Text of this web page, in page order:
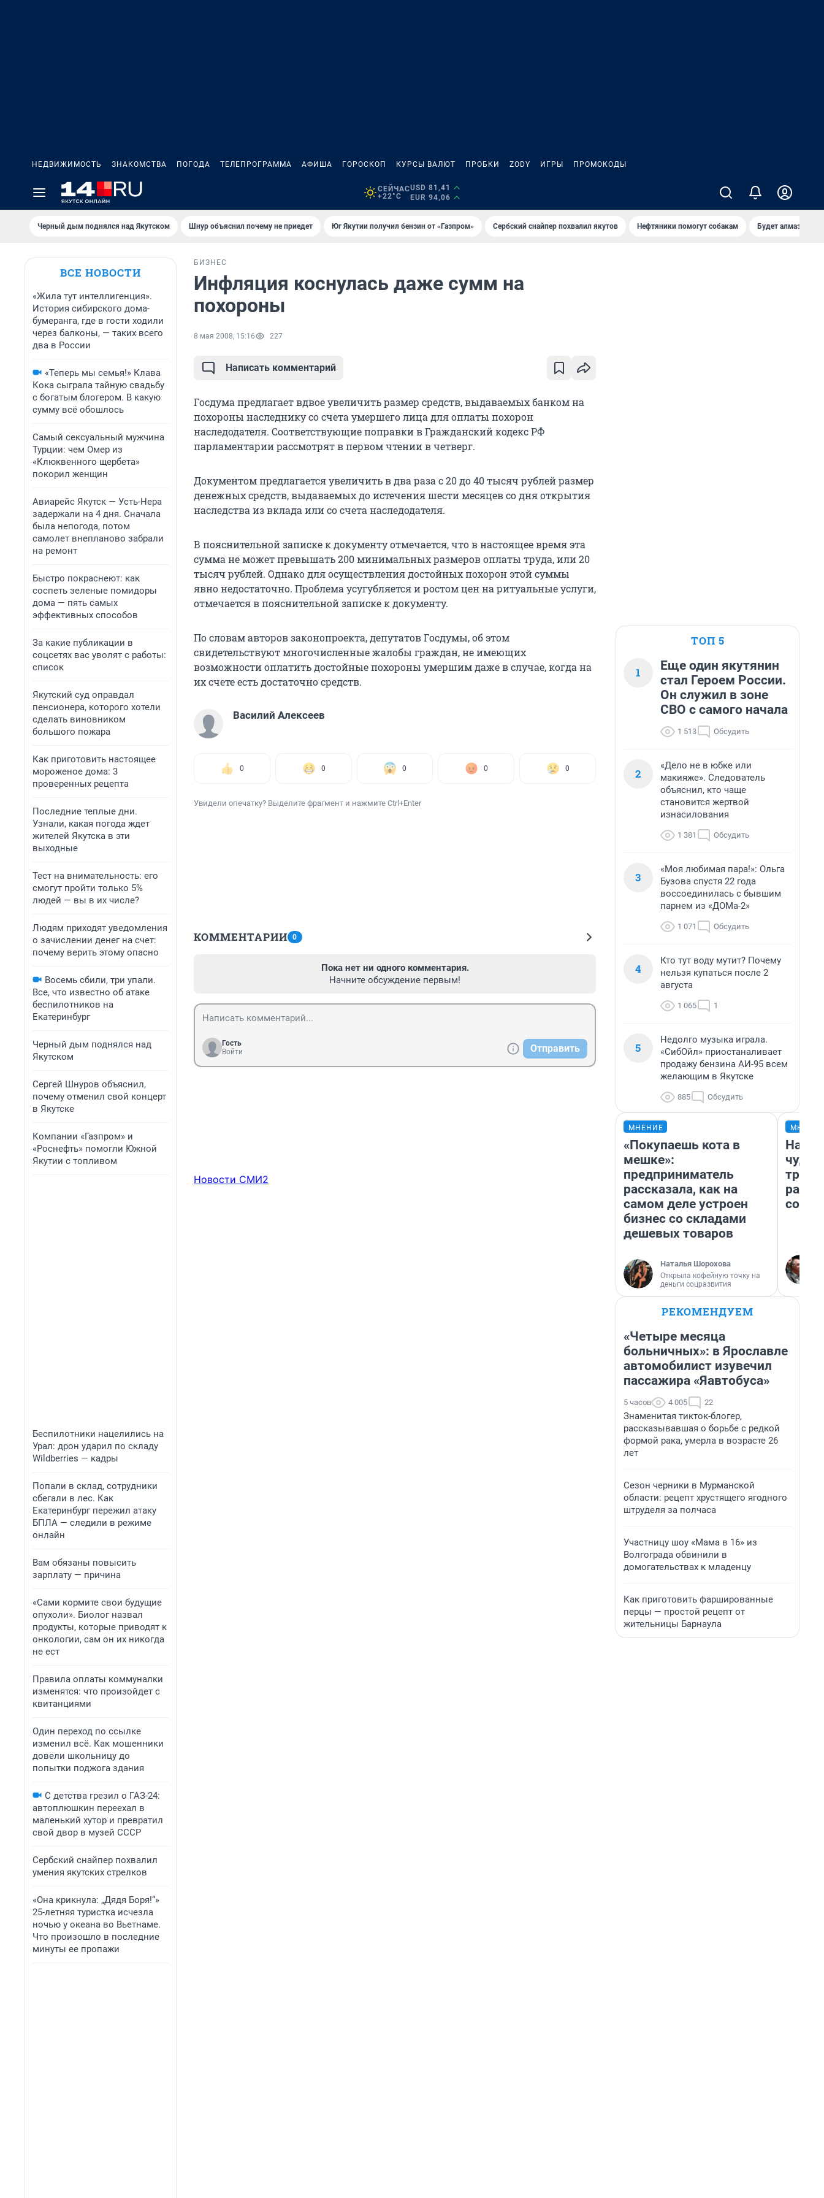
НЕДВИЖИМОСТЬ ЗНАКОМСТВА ПОГОДА ТЕЛЕПРОГРАММА АФИША ГОРОСКОП КУРСЫ ВАЛЮТ ПРОБКИ ZODY ИГРЫ ПРОМОКОДЫ
СЕЙЧАС
+22°C
USD 81,41
EUR 94,06
Черный дым поднялся над Якутском Шнур объяснил почему не приедет Юг Якутии получил бензин от «Газпром» Сербский снайпер похвалил якутов Нефтяники помогут собакам Будет алмазный
ВСЕ НОВОСТИ
«Жила тут интеллигенция».
История сибирского дома-
бумеранга, где в гости ходили
через балконы, — таких всего
два в России
«Теперь мы семья!» Клава
Кока сыграла тайную свадьбу
с богатым блогером. В какую
сумму всё обошлось
Самый сексуальный мужчина
Турции: чем Омер из
«Клюквенного щербета»
покорил женщин
Авиарейс Якутск — Усть-Нера
задержали на 4 дня. Сначала
была непогода, потом
самолет внепланово забрали
на ремонт
Быстро покраснеют: как
соспеть зеленые помидоры
дома — пять самых
эффективных способов
За какие публикации в
соцсетях вас уволят с работы:
список
Якутский суд оправдал
пенсионера, которого хотели
сделать виновником
большого пожара
Как приготовить настоящее
мороженое дома: 3
проверенных рецепта
Последние теплые дни.
Узнали, какая погода ждет
жителей Якутска в эти
выходные
Тест на внимательность: его
смогут пройти только 5%
людей — вы в их числе?
Людям приходят уведомления
о зачислении денег на счет:
почему верить этому опасно
Восемь сбили, три упали.
Все, что известно об атаке
беспилотников на
Екатеринбург
Черный дым поднялся над
Якутском
Сергей Шнуров объяснил,
почему отменил свой концерт
в Якутске
Компании «Газпром» и
«Роснефть» помогли Южной
Якутии с топливом
Беспилотники нацелились на
Урал: дрон ударил по складу
Wildberries — кадры
Попали в склад, сотрудники
сбегали в лес. Как
Екатеринбург пережил атаку
БПЛА — следили в режиме
онлайн
Вам обязаны повысить
зарплату — причина
«Сами кормите свои будущие
опухоли». Биолог назвал
продукты, которые приводят к
онкологии, сам он их никогда
не ест
Правила оплаты коммуналки
изменятся: что произойдет с
квитанциями
Один переход по ссылке
изменил всё. Как мошенники
довели школьницу до
попытки поджога здания
С детства грезил о ГАЗ-24:
автоплюшкин переехал в
маленький хутор и превратил
свой двор в музей СССР
Сербский снайпер похвалил
умения якутских стрелков
«Она крикнула: „Дядя Боря!“»
25-летняя туристка исчезла
ночью у океана во Вьетнаме.
Что произошло в последние
минуты ее пропажи
БИЗНЕС
Инфляция коснулась даже сумм на
похороны
8 мая 2008, 15:16 227
Написать комментарий
Госдума предлагает вдвое увеличить размер средств, выдаваемых банком на
похороны наследнику со счета умершего лица для оплаты похорон
наследодателя. Соответствующие поправки в Гражданский кодекс РФ
парламентарии рассмотрят в первом чтении в четверг.
Документом предлагается увеличить в два раза с 20 до 40 тысяч рублей размер
денежных средств, выдаваемых до истечения шести месяцев со дня открытия
наследства из вклада или со счета наследодателя.
В пояснительной записке к документу отмечается, что в настоящее время эта
сумма не может превышать 200 минимальных размеров оплаты труда, или 20
тысяч рублей. Однако для осуществления достойных похорон этой суммы
явно недостаточно. Проблема усугубляется и ростом цен на ритуальные услуги,
отмечается в пояснительной записке к документу.
По словам авторов законопроекта, депутатов Госдумы, об этом
свидетельствуют многочисленные жалобы граждан, не имеющих
возможности оплатить достойные похороны умершим даже в случае, когда на
их счете есть достаточно средств.
Василий Алексеев
0 0 0 0 0
Увидели опечатку? Выделите фрагмент и нажмите Ctrl+Enter
КОММЕНТАРИИ 0
Пока нет ни одного комментария.
Начните обсуждение первым!
Гость
Войти
Отправить
Новости СМИ2
ТОП 5
1
Еще один якутянин
стал Героем России.
Он служил в зоне
СВО с самого начала
1 513 Обсудить
2
«Дело не в юбке или
макияже». Следователь
объяснил, кто чаще
становится жертвой
изнасилования
1 381 Обсудить
3
«Моя любимая пара!»: Ольга
Бузова спустя 22 года
воссоединилась с бывшим
парнем из «ДОМа-2»
1 071 Обсудить
4
Кто тут воду мутит? Почему
нельзя купаться после 2
августа
1 065 1
5
Недолго музыка играла.
«СибОйл» приостаналивает
продажу бензина АИ-95 всем
желающим в Якутске
885 Обсудить
МНЕНИЕ
«Покупаешь кота в
мешке»:
предприниматель
рассказала, как на
самом деле устроен
бизнес со складами
дешевых товаров
Наталья Шорохова
Открыла кофейную точку на
деньги соцразвития
РЕКОМЕНДУЕМ
«Четыре месяца
больничных»: в Ярославле
автомобилист изувечил
пассажира «Яавтобуса»
5 часов 4 005 22
Знаменитая тикток-блогер,
рассказывавшая о борьбе с редкой
формой рака, умерла в возрасте 26
лет
Сезон черники в Мурманской
области: рецепт хрустящего ягодного
штруделя за полчаса
Участницу шоу «Мама в 16» из
Волгограда обвинили в
домогательствах к младенцу
Как приготовить фаршированные
перцы — простой рецепт от
жительницы Барнаула